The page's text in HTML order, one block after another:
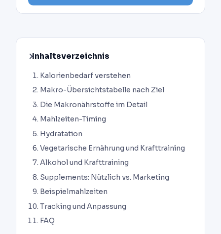
Inhaltsverzeichnis
Kalorienbedarf verstehen
Makro-Übersichtstabelle nach Ziel
Die Makronährstoffe im Detail
Mahlzeiten-Timing
Hydratation
Vegetarische Ernährung und Krafttraining
Alkohol und Krafttraining
Supplements: Nützlich vs. Marketing
Beispielmahlzeiten
Tracking und Anpassung
FAQ